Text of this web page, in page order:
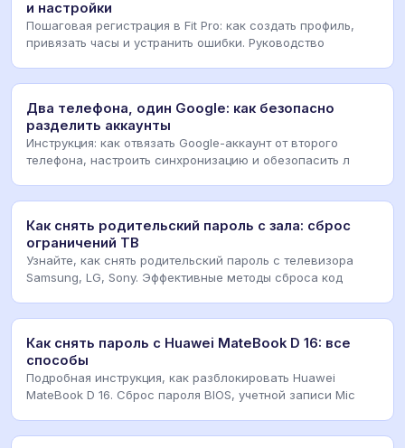
и настройки
Пошаговая регистрация в Fit Pro: как создать профиль,
привязать часы и устранить ошибки. Руководство
Два телефона, один Google: как безопасно
разделить аккаунты
Инструкция: как отвязать Google-аккаунт от второго
телефона, настроить синхронизацию и обезопасить л
Как снять родительский пароль с зала: сброс
ограничений ТВ
Узнайте, как снять родительский пароль с телевизора
Samsung, LG, Sony. Эффективные методы сброса код
Как снять пароль с Huawei MateBook D 16: все
способы
Подробная инструкция, как разблокировать Huawei
MateBook D 16. Сброс пароля BIOS, учетной записи Mic